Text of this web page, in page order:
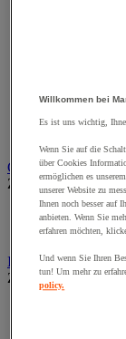
Müllbeutel
Geräte und
Zur gesamten
Insektizid für
Industriellen
Zur gesamten
Willkommen bei
Es ist uns wichtig,
Wenn Sie auf die
über Cookies
ermöglichen es
unserer Website zu
Ihnen noch besser auf
anbieten. Wenn Sie
erfahren möchten,
Und wenn Sie Ihren
tun! Um mehr zu
policy.